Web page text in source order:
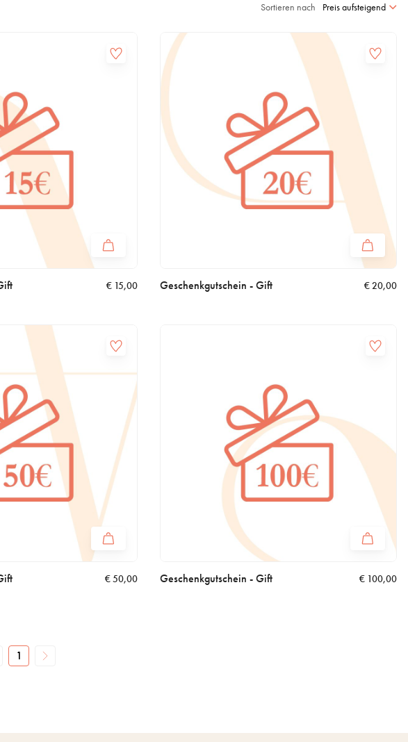
Sortieren nach Preis aufsteigend
€ 15,00 Geschenkgutschein - Gift €20,00
€50,00 Geschenkgutschein - Gift € 100,00
1